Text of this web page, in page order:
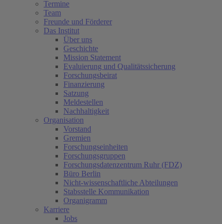
Termine
Team
Freunde und Förderer
Das Institut
Über uns
Geschichte
Mission Statement
Evaluierung und Qualitätssicherung
Forschungsbeirat
Finanzierung
Satzung
Meldestellen
Nachhaltigkeit
Organisation
Vorstand
Gremien
Forschungseinheiten
Forschungsgruppen
Forschungsdatenzentrum Ruhr (FDZ)
Büro Berlin
Nicht-wissenschaftliche Abteilungen
Stabsstelle Kommunikation
Organigramm
Karriere
Jobs